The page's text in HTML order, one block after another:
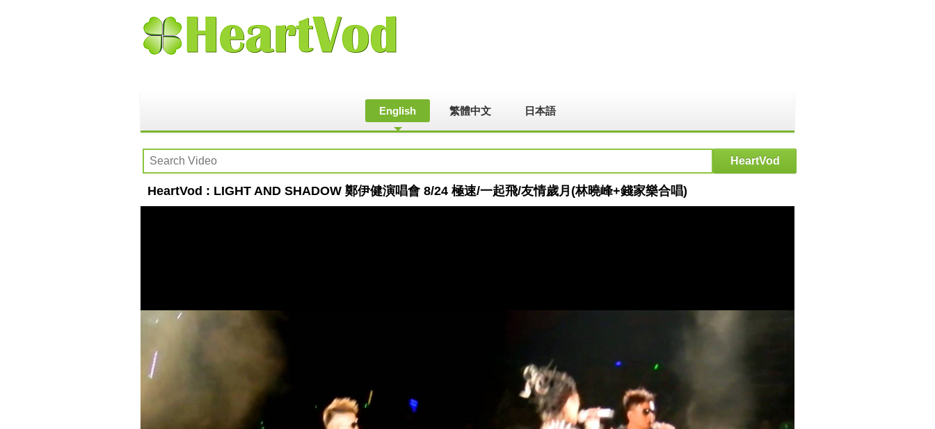
English 繁體中文 日本語
HeartVod : LIGHT AND SHADOW 鄭伊健演唱會 8/24 極速/一起飛/友情歲月(林曉峰+錢家樂合唱)